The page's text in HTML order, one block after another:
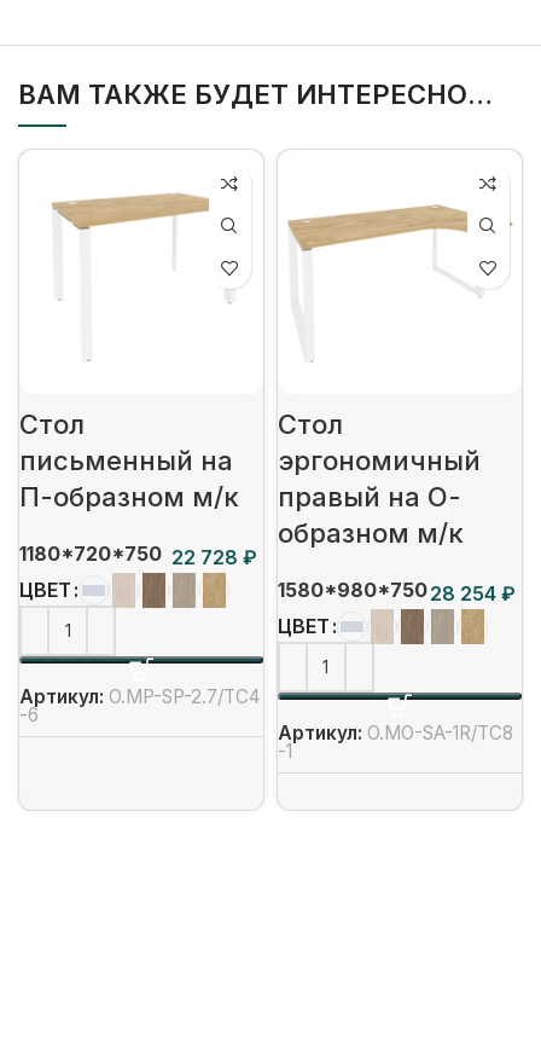
ВАМ ТАКЖЕ БУДЕТ ИНТЕРЕСНО…
Стол
письменный на
П-образном м/к
1180*720*750
₽
ЦВЕТ
Артикул: O.MP-SP-2.7/ТС4
-6
Стол
эргономичный
правый на О-
образном м/к
1580*980*750
₽
ЦВЕТ
Артикул: O.MO-SA-1R/ТС8
-1